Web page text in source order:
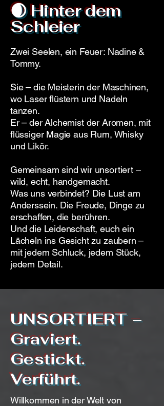
🌒 Hinter dem
Schleier
Zwei Seelen, ein Feuer: Nadine &
Tommy.
Sie – die Meisterin der Maschinen,
wo Laser flüstern und Nadeln
tanzen.
Er – der Alchemist der Aromen, mit
flüssiger Magie aus Rum, Whisky
und Likör.
Gemeinsam sind wir unsortiert –
wild, echt, handgemacht.
Was uns verbindet? Die Lust am
Anderssein. Die Freude, Dinge zu
erschaffen, die berühren.
Und die Leidenschaft, euch ein
Lächeln ins Gesicht zu zaubern –
mit jedem Schluck, jedem Stück,
jedem Detail.
UNSORTIERT –
Graviert.
Gestickt.
Verführt.
Willkommen in der Welt von